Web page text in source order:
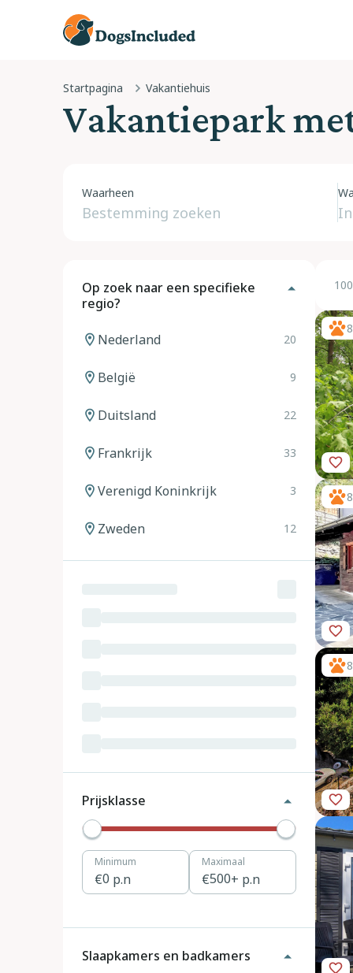
Startpagina Vakantiehuis
Vakantiepark
Waarheen
Op zoek naar een specifieke
regio?
Nederland 20
België 9
Duitsland 22
Frankrijk 33
Verenigd Koninkrijk 3
Zweden 12
Noorwegen 12
Tsjechië
Denemarken 12
Hongarije
Prijsklasse
0 p.n
Minimum
500+ p.n
Maximaal
Slaapkamers en badkamers